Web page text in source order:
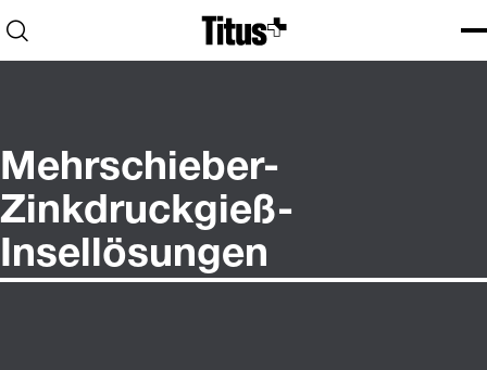
Home
Open search
Mehrschieber-
Zinkdruckgieß-
Insellösungen